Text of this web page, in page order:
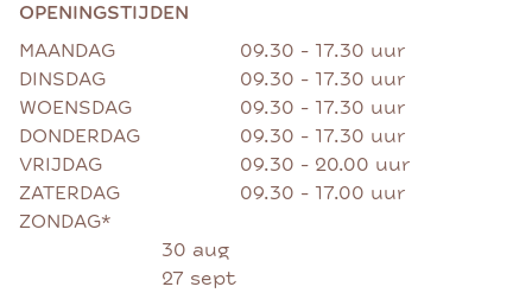
OPENINGSTIJDEN
MAANDAG
09.30 - 17.30 uur
DINSDAG
09.30 - 17.30 uur
WOENSDAG
09.30 - 17.30 uur
DONDERDAG
09.30 - 17.30 uur
VRIJDAG
09.30 - 20.00 uur
ZATERDAG
09.30 - 17.00 uur
ZONDAG*
30 aug
27 sept